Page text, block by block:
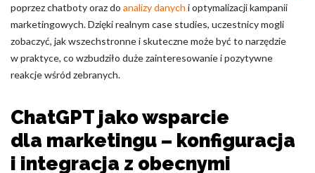
poprzez chatboty oraz do analizy danych i optymalizacji kampanii
marketingowych. Dzięki realnym case studies, uczestnicy mogli
zobaczyć, jak wszechstronne i skuteczne może być to narzędzie
w praktyce, co wzbudziło duże zainteresowanie i pozytywne
reakcje wśród zebranych.
ChatGPT jako wsparcie
dla marketingu – konfiguracja
i integracja z obecnymi